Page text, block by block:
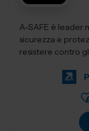
A-SAFE è leader
sicurezza e
resistere contro